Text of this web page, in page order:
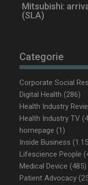
Mitsubishi:
(SLA)
Categorie
Corporate Social
Digital Health (286)
Health Industry
Health Industry TV
homepage (1)
Inside Business
Lifescience People
Medical Device (485)
Patient Advocacy
NOME
__Secure-